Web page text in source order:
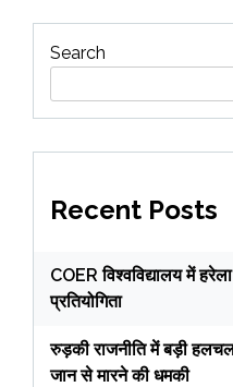
Search
Recent Posts
COER विश्वविद्यालय में हरेला
प्रतियोगिता
रुड़की राजनीति में बड़ी
जान से मारने की धमकी